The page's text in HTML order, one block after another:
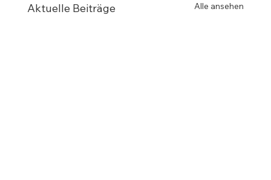
Aktuelle Beiträge Alle ansehen